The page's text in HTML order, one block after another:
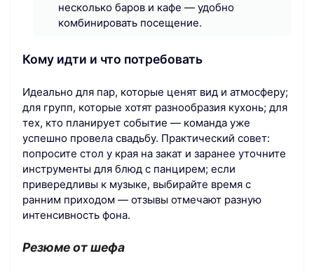
несколько баров и кафе — удобно
комбинировать посещение.
Кому идти и что потребовать
Идеально для пар, которые ценят вид и атмосферу;
для групп, которые хотят разнообразия кухонь; для
тех, кто планирует событие — команда уже
успешно провела свадьбу. Практический совет:
попросите стол у края на закат и заранее уточните
инструменты для блюд с панцирем; если
привередливы к музыке, выбирайте время с
ранним приходом — отзывы отмечают разную
интенсивность фона.
Резюме от шефа